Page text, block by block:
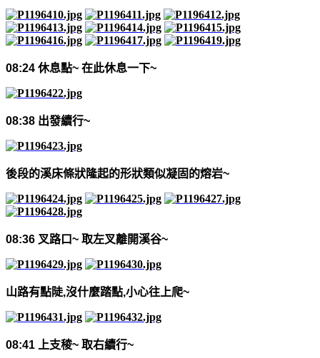
08:24 休息點~ 在此休息一下~
08:38 出發續行~
後段的溪床條狀隆起的形狀類似凝固的熔岩~
08:36 叉路口~ 取左叉離開溪谷~
山路有點陡,沒什麼踏點,小心往上爬~
08:41 上支稜~ 取右續行~